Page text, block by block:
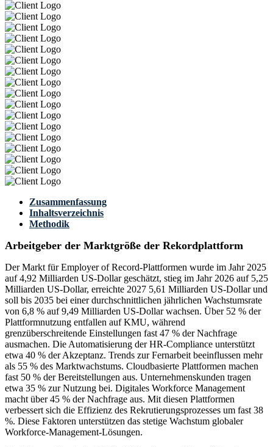
Zusammenfassung
Inhaltsverzeichnis
Methodik
Arbeitgeber der Marktgröße der Rekordplattform
Der Markt für Employer of Record-Plattformen wurde im Jahr 2025
auf 4,92 Milliarden US-Dollar geschätzt, stieg im Jahr 2026 auf 5,25
Milliarden US-Dollar, erreichte 2027 5,61 Milliarden US-Dollar und
soll bis 2035 bei einer durchschnittlichen jährlichen Wachstumsrate
von 6,8 % auf 9,49 Milliarden US-Dollar wachsen. Über 52 % der
Plattformnutzung entfallen auf KMU, während
grenzüberschreitende Einstellungen fast 47 % der Nachfrage
ausmachen. Die Automatisierung der HR-Compliance unterstützt
etwa 40 % der Akzeptanz. Trends zur Fernarbeit beeinflussen mehr
als 55 % des Marktwachstums. Cloudbasierte Plattformen machen
fast 50 % der Bereitstellungen aus. Unternehmenskunden tragen
etwa 35 % zur Nutzung bei. Digitales Workforce Management
macht über 45 % der Nachfrage aus. Mit diesen Plattformen
verbessert sich die Effizienz des Rekrutierungsprozesses um fast 38
%. Diese Faktoren unterstützen das stetige Wachstum globaler
Workforce-Management-Lösungen.